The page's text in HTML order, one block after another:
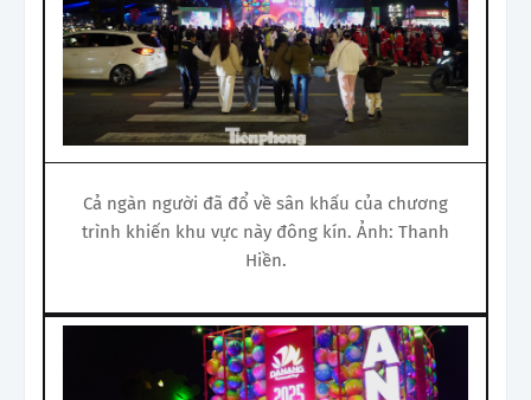
Cả ngàn người đã đổ về sân khấu của chương
trình khiến khu vực này đông kín. Ảnh: Thanh
Hiền.